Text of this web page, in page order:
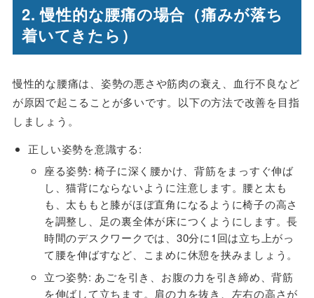
2. 慢性的な腰痛の場合（痛みが落ち
着いてきたら）
慢性的な腰痛は、姿勢の悪さや筋肉の衰え、血行不良など
が原因で起こることが多いです。以下の方法で改善を目指
しましょう。
正しい姿勢を意識する:
座る姿勢: 椅子に深く腰かけ、背筋をまっすぐ伸ば
し、猫背にならないように注意します。腰と太も
も、太ももと膝がほぼ直角になるように椅子の高さ
を調整し、足の裏全体が床につくようにします。長
時間のデスクワークでは、30分に1回は立ち上がっ
て腰を伸ばすなど、こまめに休憩を挟みましょう。
立つ姿勢: あごを引き、お腹の力を引き締め、背筋
を伸ばして立ちます。肩の力を抜き、左右の高さが